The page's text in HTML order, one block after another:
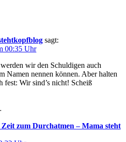
sagt:
00:35 Uhr
wir den Schuldigen auch
Namen nennen können. Aber halten
fest: Wir sind’s nicht! Scheiß
Zeit zum Durchatmen – Mama steht